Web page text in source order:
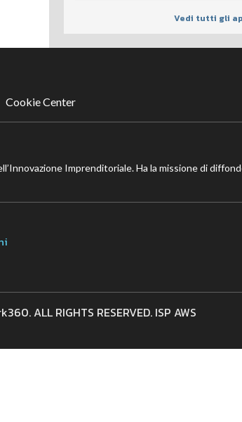
Vedi tutti gli
Cookie Center
Imprenditoriale. Ha la missione di
ALL RIGHTS RESERVED. ISP AWS